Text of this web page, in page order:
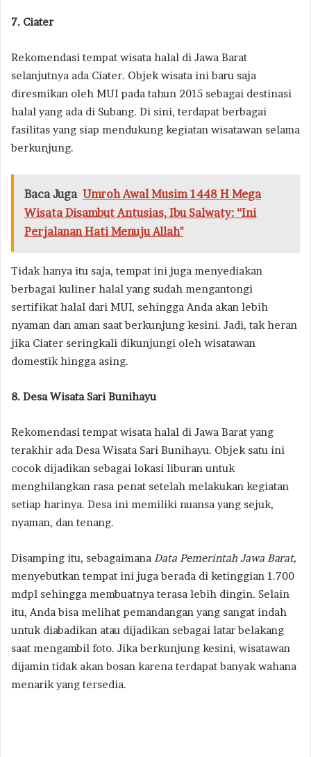
7. Ciater
Rekomendasi tempat wisata halal di Jawa Barat
selanjutnya ada Ciater. Objek wisata ini baru saja
diresmikan oleh MUI pada tahun 2015 sebagai destinasi
halal yang ada di Subang. Di sini, terdapat berbagai
fasilitas yang siap mendukung kegiatan wisatawan selama
berkunjung.
Baca Juga Umroh Awal Musim 1448 H Mega
Wisata Disambut Antusias, Ibu Salwaty: “Ini
Perjalanan Hati Menuju Allah"
Tidak hanya itu saja, tempat ini juga menyediakan
berbagai kuliner halal yang sudah mengantongi
sertifikat halal dari MUI, sehingga Anda akan lebih
nyaman dan aman saat berkunjung kesini. Jadi, tak heran
jika Ciater seringkali dikunjungi oleh wisatawan
domestik hingga asing.
8. Desa Wisata Sari Bunihayu
Rekomendasi tempat wisata halal di Jawa Barat yang
terakhir ada Desa Wisata Sari Bunihayu. Objek satu ini
cocok dijadikan sebagai lokasi liburan untuk
menghilangkan rasa penat setelah melakukan kegiatan
setiap harinya. Desa ini memiliki nuansa yang sejuk,
nyaman, dan tenang.
Disamping itu, sebagaimana Data Pemerintah Jawa Barat,
menyebutkan tempat ini juga berada di ketinggian 1.700
mdpl sehingga membuatnya terasa lebih dingin. Selain
itu, Anda bisa melihat pemandangan yang sangat indah
untuk diabadikan atau dijadikan sebagai latar belakang
saat mengambil foto. Jika berkunjung kesini, wisatawan
dijamin tidak akan bosan karena terdapat banyak wahana
menarik yang tersedia.